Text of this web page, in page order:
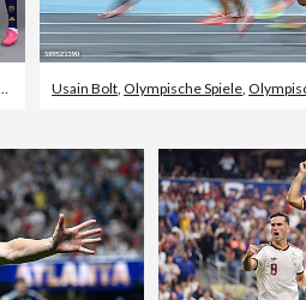
Usain Bolt, Olympische Spiele, Olympische